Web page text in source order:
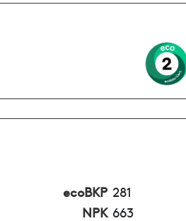
ecoBKP 281
NPK 663